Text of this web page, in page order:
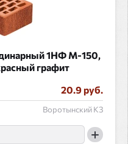
1НФ М-150,
графит
20.9 руб.
Воротынский КЗ